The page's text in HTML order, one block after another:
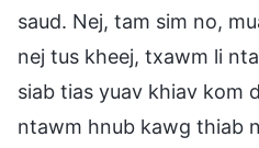
saud. Nej, tam sim no,
nej tus kheej, txawm li
siab tias yuav khiav kom
ntawm hnub kawg thiab